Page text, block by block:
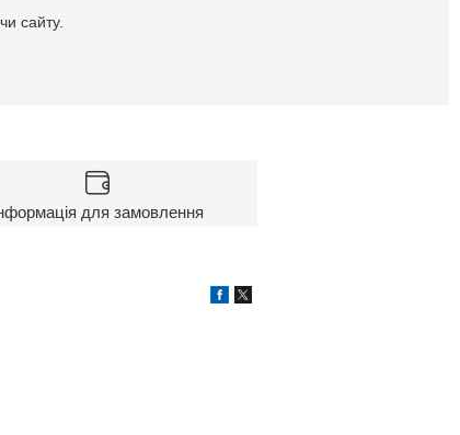
сайту.
для замовлення